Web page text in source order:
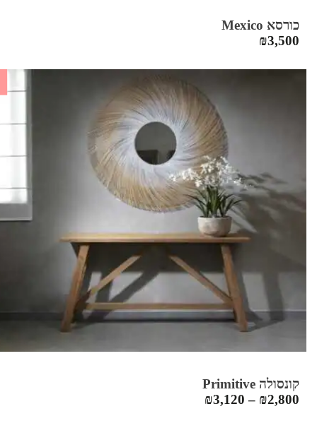
כורסא Mexico
₪3,500
קונסולה Primitive
₪2,800
–
₪3,120